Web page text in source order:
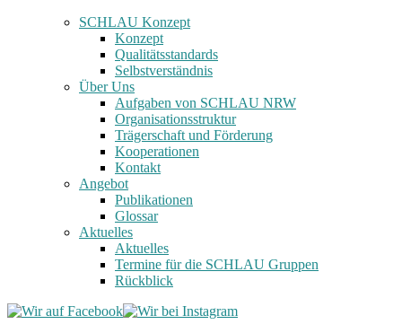
SCHLAU Konzept
Konzept
Qualitätsstandards
Selbstverständnis
Über Uns
Aufgaben von SCHLAU NRW
Organisationsstruktur
Trägerschaft und Förderung
Kooperationen
Kontakt
Angebot
Publikationen
Glossar
Aktuelles
Aktuelles
Termine für die SCHLAU Gruppen
Rückblick